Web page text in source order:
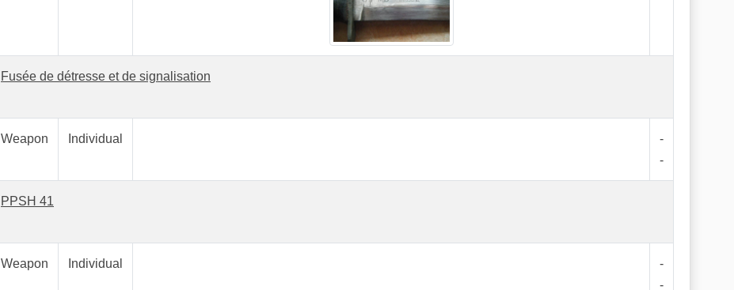
Fusée de détresse et de signalisation
Weapon Individual
-
-
PPSH 41
Weapon Individual
-
-